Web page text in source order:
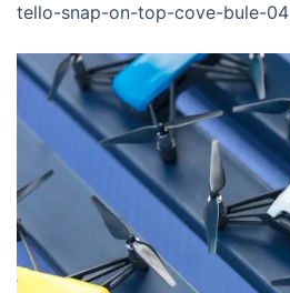
tello-snap-on-top-cove-bule-04